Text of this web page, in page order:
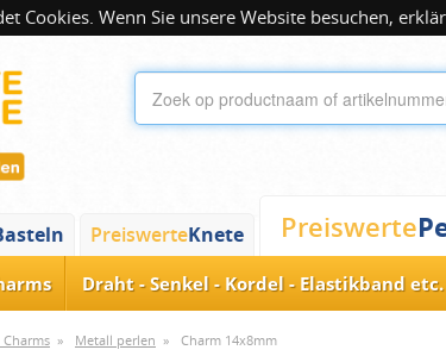
Cookies. Wenn Sie unsere Website besuchen,
PreiswerteKnete Preiswerte
Draht - Senkel - Kordel - Elastikband etc.
Charms » Metall perlen » Charm 14x8mm